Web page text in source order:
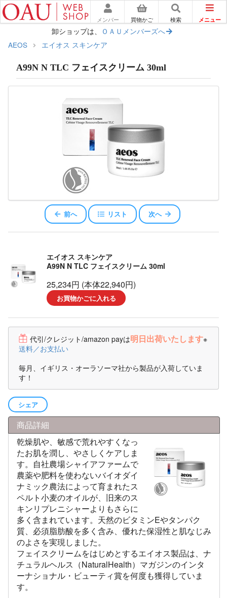
メンバー 買物かご 検索 メニュー
卸ショップは、
ＯＡＵメンバーズへ
AEOS
エイオス スキンケア
A99N N TLC フェイスクリーム 30ml
前へ リスト 次へ
エイオス スキンケア
A99N N TLC フェイスクリーム 30ml
25,234円 (本体22,940円)
お買物かごに入れる
代引/クレジット/amazon payは明日出荷いたします※
送料／お支払い
毎月、イギリス・オーラソーマ社から製品が入荷していま
す！
シェア
商品詳細
乾燥肌や、敏感で荒れやすくなっ
たお肌を潤し、やさしくケアしま
す。自社農場シャイアファームで
農薬や肥料を使わないバイオダイ
ナミック農法によって育まれたス
ペルト小麦のオイルが、旧来のス
キンリプレニシャーよりもさらに
多く含まれています。天然のビタミンEやタンパク
質、必須脂肪酸を多く含み、優れた保湿性と肌なじみ
のよさを実現しました。
フェイスクリームをはじめとするエイオス製品は、ナ
チュラルヘルス（NaturalHealth）マガジンのインタ
ーナショナル・ビューティ賞を何度も獲得していま
す。